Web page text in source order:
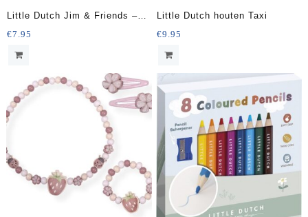
Little Dutch Jim & Friends –
Watertekenboek
€7.95
Little Dutch houten Taxi
€9.95